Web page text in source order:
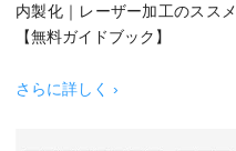
内製化｜レーザー加工のススメ
【無料ガイドブック】
さらに詳しく ›